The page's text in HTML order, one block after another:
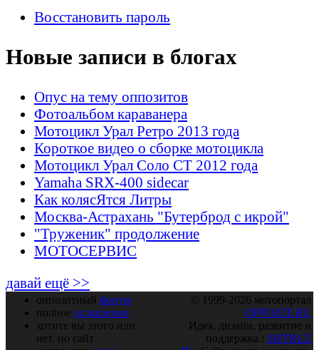
Восстановить пароль
Новые записи в блогах
Опус на тему оппозитов
Фотоальбом караванера
Мотоцикл Урал Ретро 2013 года
Короткое видео о сборке мотоцикла
Мотоцикл Урал Соло СТ 2012 года
Yamaha SRX-400 sidecar
Как колясЯтся Литры
Москва-Астрахань "Бутерброд с икрой"
"Труженик" продолжение
МОТОСЕРВИС
давай ещё >>
оппозитный форум
полное оглавление
хотите вы этого или
нет, но сайт
© 1999-2026 мотопортал
OPPOZIT.RU
Идея, дизайн, развитие и
поддержка : SHTRLZ